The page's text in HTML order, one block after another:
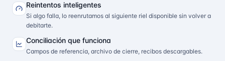
Reintentos inteligentes
Si algo falla, lo reenrutamos al siguiente riel disponible sin volver a
debitarte.
Conciliación que funciona
Campos de referencia, archivo de cierre, recibos descargables.